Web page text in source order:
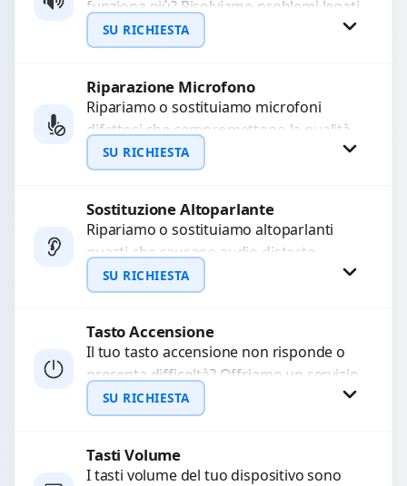
WhatsApp
funziona più? Risolviamo problemi legati
a moduli audio difettosi con interventi
precisi e componenti...
SU RICHIESTA
Richiedi Preventivo
WhatsApp
Riparazione Microfono
Ripariamo o sostituiamo microfoni
difettosi che compromettono la qualità
audio delle registrazioni o delle
chiamate. Diagnosi accurata e ricambi
SU RICHIESTA
Richiedi Preventivo
WhatsApp
Sostituzione Altoparlante
Ripariamo o sostituiamo altoparlanti
guasti che causano audio distorto,
basso o assente. Utilizziamo ricambi di
alta qualità garantiti per 3...
SU RICHIESTA
Richiedi Preventivo
WhatsApp
Tasto Accensione
Il tuo tasto accensione non risponde o
presenta difficoltà? Offriamo un servizio
professionale di riparazione o
sostituzione utilizzando componenti di...
SU RICHIESTA
Richiedi Preventivo
Tasti Volume
I tasti volume del tuo dispositivo sono